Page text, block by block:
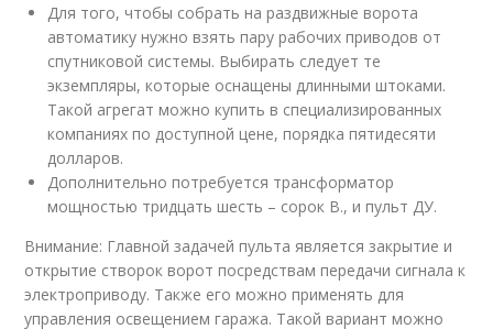
Для того, чтобы собрать на раздвижные ворота
автоматику нужно взять пару рабочих приводов от
спутниковой системы. Выбирать следует те
экземпляры, которые оснащены длинными штоками.
Такой агрегат можно купить в специализированных
компаниях по доступной цене, порядка пятидесяти
долларов.
Дополнительно потребуется трансформатор
мощностью тридцать шесть – сорок В., и пульт ДУ.
Внимание: Главной задачей пульта является закрытие и
открытие створок ворот посредствам передачи сигнала к
электроприводу. Также его можно применять для
управления освещением гаража. Такой вариант можно